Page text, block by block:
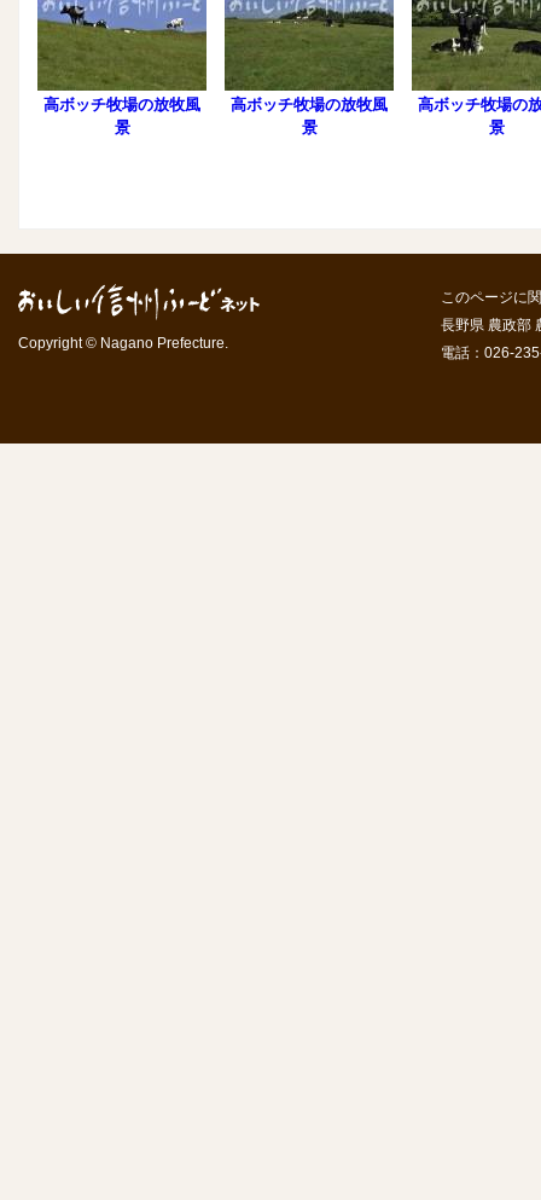
高ボッチ牧場の放牧風
景
高ボッチ牧場の放牧風
景
高ボッチ牧場の
景
Copyright © Nagano Prefecture.
このページに
長野県 農政部
電話：026-